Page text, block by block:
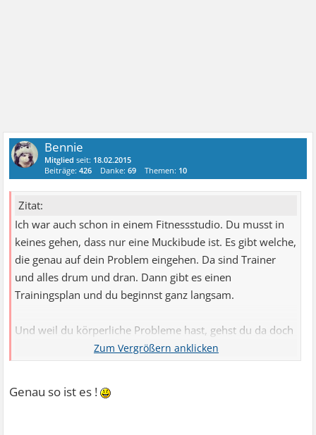
Bennie
Mitglied seit: 18.02.2015
Beiträge:426 Danke:69 Themen: 10
Zitat:
Ich war auch schon in einem Fitnessstudio. Du musst in
keines gehen, dass nur eine Muckibude ist. Es gibt welche,
die genau auf dein Problem eingehen. Da sind Trainer
und alles drum und dran. Dann gibt es einen
Trainingsplan und du beginnst ganz langsam.
Und weil du körperliche Probleme hast, gehst du da doch
hin. Du tust das für dich. Andere können dich mal.
schweinehund überwinden. Und gaaaanz langsam
Genau so ist es !